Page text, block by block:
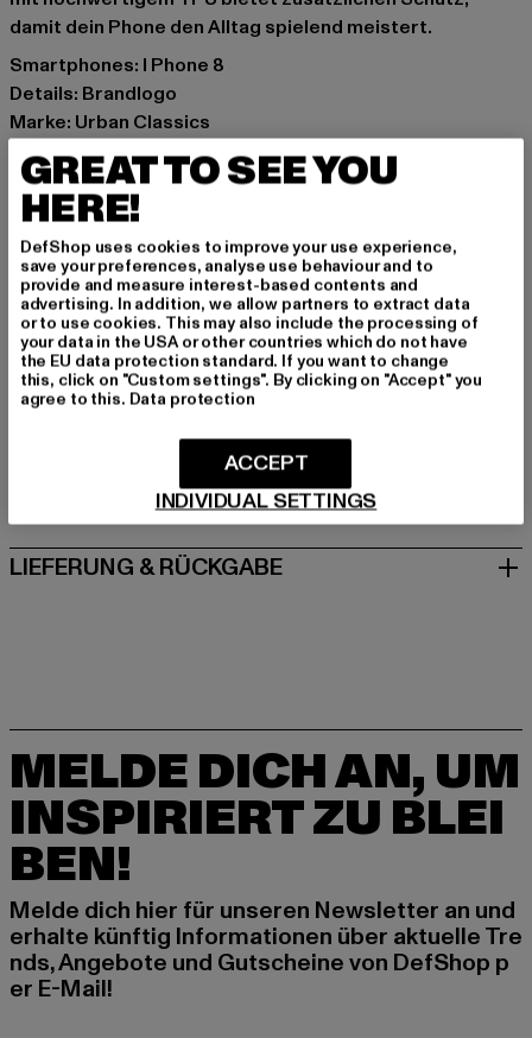
damit dein Phone den Alltag spielend meistert.
Smartphones: I Phone 8
Details: Brandlogo
Marke: Urban Classics
Kat.: Covers & Cases
Farbe: orange, weiß
Hersteller Farbe: transparent/orange
Materialzusammensetzung: 80% Polyacryl, 20% Tpu
Art.Nr: TB3301-02382
Hersteller: TB International GmbH |info@tbint.de
Dr.-Robert-Murjahn-Straße 7 | 64372 Ober-Ramstadt |
DE
GRÖSSE & PASSFORM
PFLEGEHINWEISE
LIEFERUNG & RÜCKGABE
MELDE DICH AN, UM
INSPIRIERT ZU BLEI
BEN!
Melde dich hier für unseren Newsletter an und
erhalte künftig Informationen über aktuelle Tre
nds, Angebote und Gutscheine von DefShop p
er E-Mail!
GREAT TO SEE YOU
HERE!
DefShop uses cookies to improve your use experience,
save your preferences, analyse use behaviour and to
provide and measure interest-based contents and
advertising. In addition, we allow partners to extract data
or to use cookies. This may also include the processing of
your data in the USA or other countries which do not have
the EU data protection standard. If you want to change
this, click on "Custom settings". By clicking on "Accept" you
agree to this. Data protection
INDIVIDUAL SETTINGS
ACCEPT